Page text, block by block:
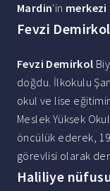
Mardin'in merkezi
Fevzi
Fevzi Demirkol
doğdu. İlkokulu
okul ve lise
Meslek Yüksek
öncülük ederek,
görevlisi olarak
Haliliye